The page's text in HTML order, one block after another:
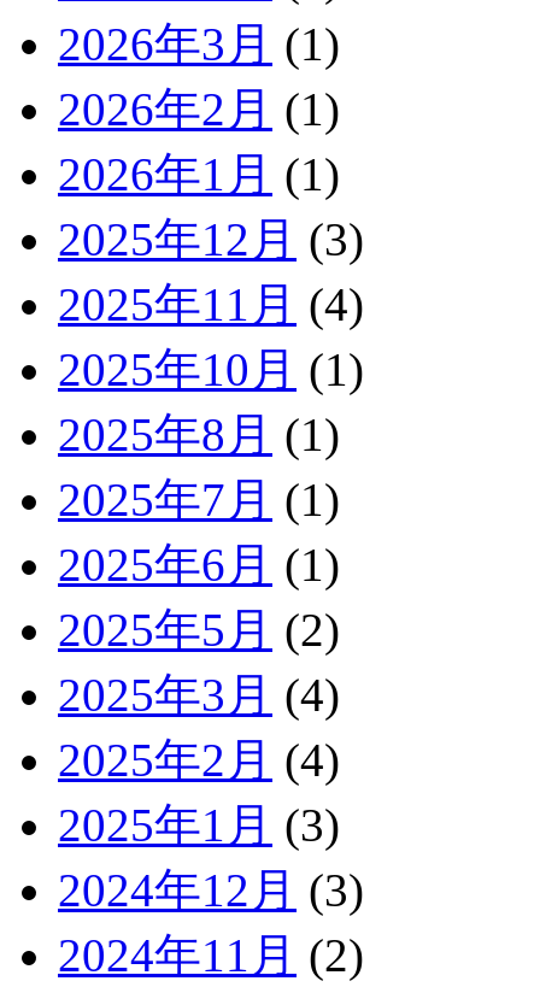
2026年3月 (1)
2026年2月 (1)
2026年1月 (1)
2025年12月 (3)
2025年11月 (4)
2025年10月 (1)
2025年8月 (1)
2025年7月 (1)
2025年6月 (1)
2025年5月 (2)
2025年3月 (4)
2025年2月 (4)
2025年1月 (3)
2024年12月 (3)
2024年11月 (2)